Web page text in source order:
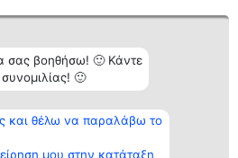
σας βοηθήσω! 🙂 Κάντε
🙂
και θέλω να παραλάβω το
μου στην κατάταξη
Κατάταξη
Διακριθέντες
των
Επικοινωνία
Επικοινωνία